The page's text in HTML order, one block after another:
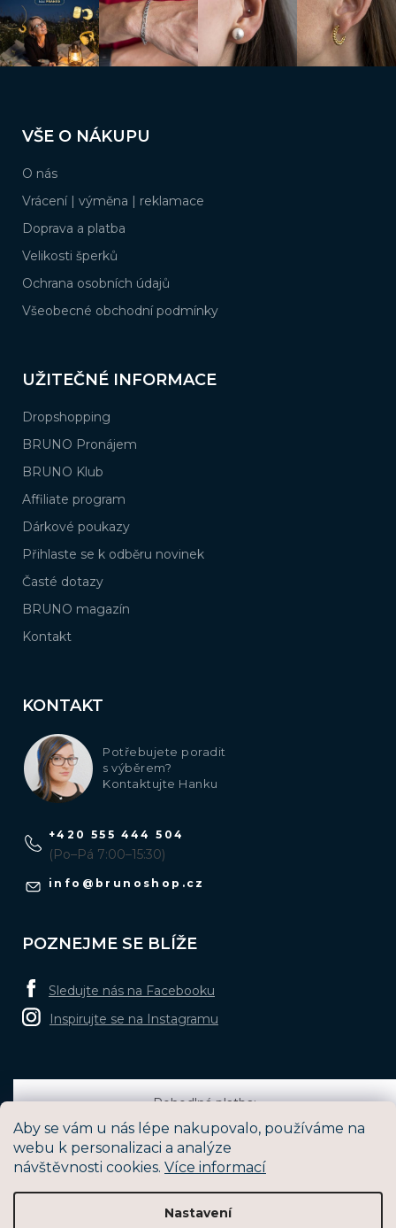
Aby se vám u nás lépe nakupovalo, používáme na
webu k personalizaci a analýze
návštěvnosti cookies. Více informací
Nastavení
Thorovo kladivo 1
trojúhelníky 3
vločky
pVŠE O NÁKUPU
O nás
Vrácení | výměna | reklamace
Doprava a platba
Velikosti šperků
Ochrana osobních údajů
Všeobecné obchodní podmínky
UŽITEČNÉ INFORMACE
Dropshopping
BRUNO Pronájem
BRUNO Klub
Affiliate program
Dárkové poukazy
Přihlaste se k odběru novinek
Časté dotazy
BRUNO magazín
Kontakt
KONTAKT
Potřebujete poradit
s výběrem?
Kontaktujte Hanku
info @ brunoshop.cz
+420 555 444 504
(Po–Pá 7:00–15:30)
POZNEJME SE BLÍŽE
Sledujte nás na Facebooku
Inspirujte se na Instagramu
Pohodlná platba: